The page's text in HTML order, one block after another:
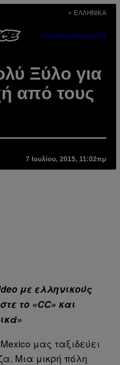
+ ΕΛΛΗΝΙΚΆ
SUBSCRIBENEWSLETTER
Ξύλο για
από τους
7 Ιουλίου, 2015, 11:02πμ
με ελληνικούς
το «CC» και
μας ταξιδεύει
Μια μικρή πόλη